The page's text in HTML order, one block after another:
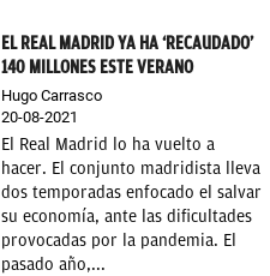
EL REAL MADRID YA HA ‘RECAUDADO’
140 MILLONES ESTE VERANO
Hugo Carrasco
20-08-2021
El Real Madrid lo ha vuelto a
hacer. El conjunto madridista lleva
dos temporadas enfocado el salvar
su economía, ante las dificultades
provocadas por la pandemia. El
pasado año,...